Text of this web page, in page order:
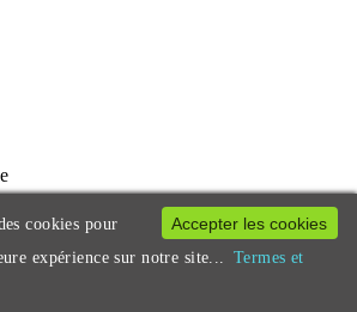
Accepter les cookies
cookies pour
expérience sur notre site...
Termes et